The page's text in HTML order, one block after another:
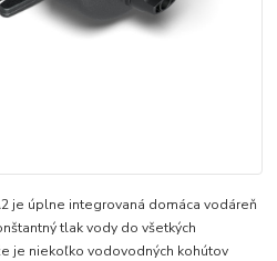
je úplne integrovaná domáca vodáreň
tlak vody do všetkých
je niekoľko vodovodných kohútov